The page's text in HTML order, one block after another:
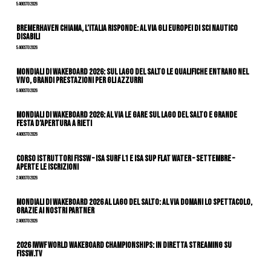
5 Agosto 2026
Bremerhaven chiama, l’Italia risponde: al via gli Europei di Sci Nautico
Disabili
5 Agosto 2026
Mondiali di Wakeboard 2026: sul Lago del Salto le qualifiche entrano nel
vivo, grandi prestazioni per gli azzurri
5 Agosto 2026
Mondiali di Wakeboard 2026: al via le gare sul Lago del Salto e grande
festa d’apertura a Rieti
4 Agosto 2026
CORSO ISTRUTTORI FISSW – ISA SURF L1 e ISA SUP Flat Water – SETTEMBRE –
APERTE LE ISCRIZIONI
2 Agosto 2026
Mondiali di Wakeboard 2026 al Lago del Salto: al via domani lo spettacolo,
grazie ai nostri Partner
2 Agosto 2026
2026 IWWF WORLD WAKEBOARD CHAMPIONSHIPS: IN DIRETTA STREAMING SU
FISSW.TV